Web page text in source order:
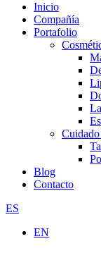
Inicio
Compañía
Portafolio
Cuidado
Blog
Contacto
ES
EN